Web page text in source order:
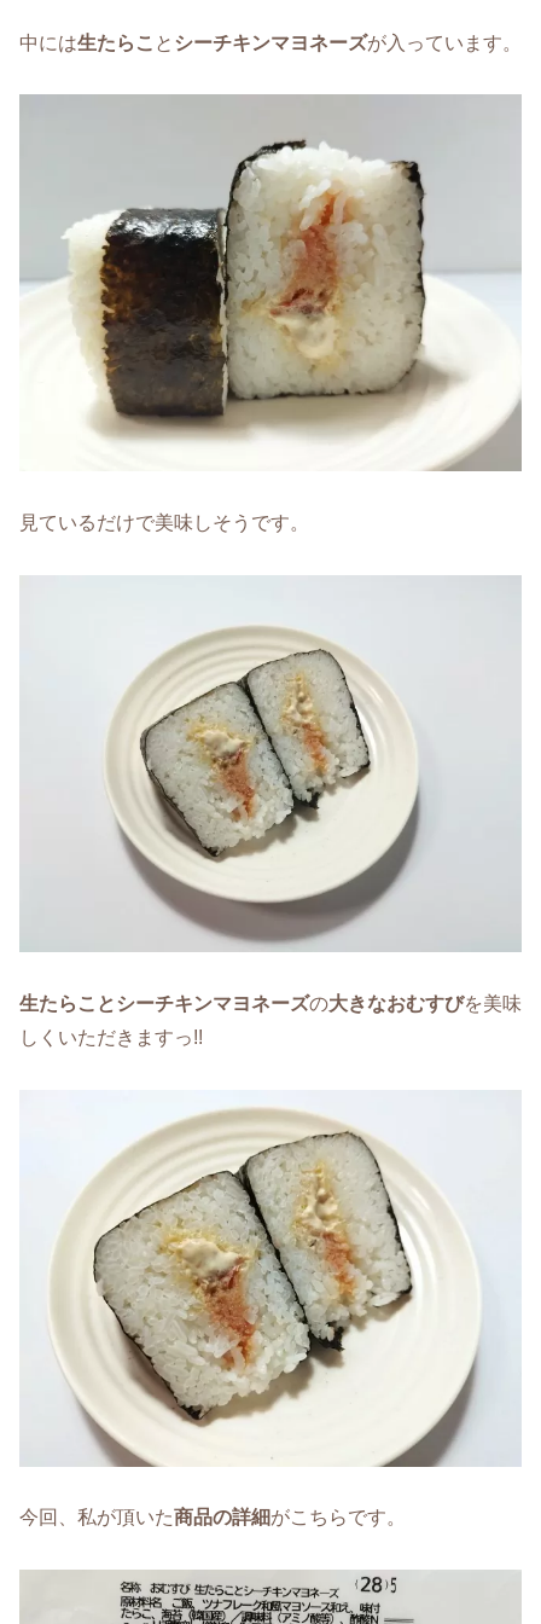
中には生たらこ と シーチキンマヨネーズが入っています。
見ているだけで美味しそうです。
生たらこ と シーチキンマヨネーズの大きなおむすびを美味
しくいただきますっ!!
今回、私が頂いた商品の詳細がこちらです。